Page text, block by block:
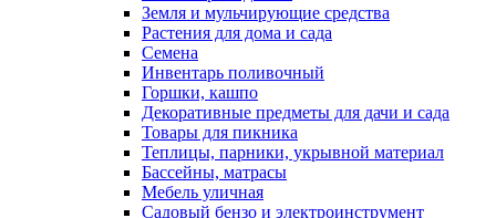
Земля и мульчирующие средства
Растения для дома и сада
Семена
Инвентарь поливочный
Горшки, кашпо
Декоративные предметы для дачи и сада
Товары для пикника
Теплицы, парники, укрывной материал
Бассейны, матрасы
Мебель уличная
Садовый бензо и электроинструмент